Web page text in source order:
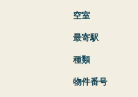
空室
最寄駅
種類
物件番号